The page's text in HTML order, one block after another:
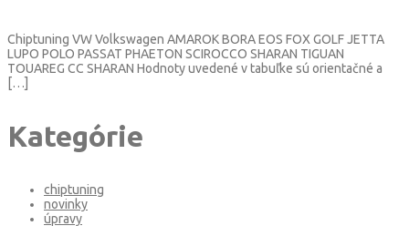
Chiptuning VW Volkswagen AMAROK BORA EOS FOX GOLF JETTA
LUPO POLO PASSAT PHAETON SCIROCCO SHARAN TIGUAN
TOUAREG CC SHARAN Hodnoty uvedené v tabuľke sú orientačné a
[…]
Kategórie
chiptuning
novinky
úpravy